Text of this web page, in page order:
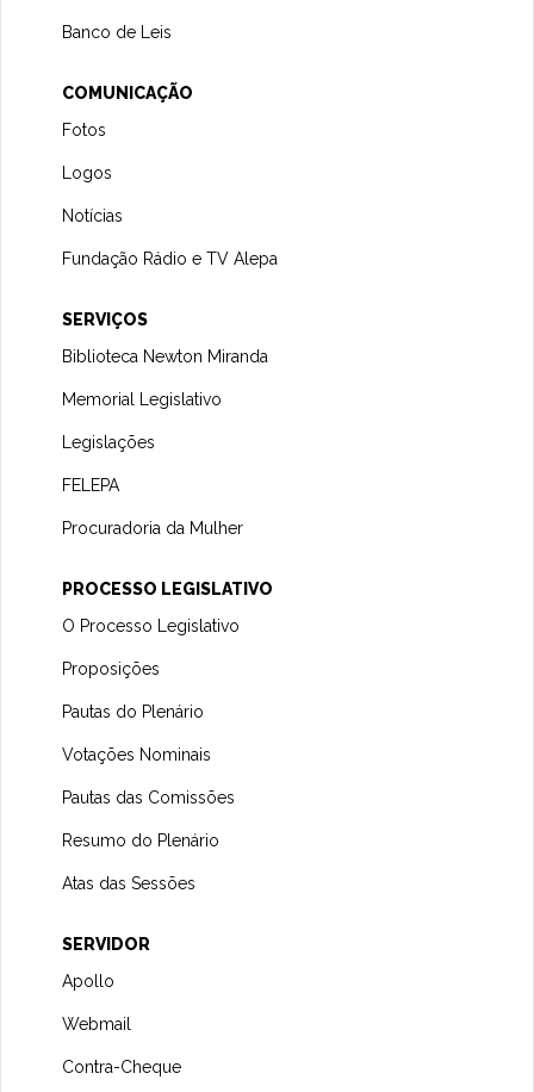
Banco de Leis
COMUNICAÇÃO
Fotos
Logos
Notícias
Fundação Rádio e TV Alepa
SERVIÇOS
Biblioteca Newton Miranda
Memorial Legislativo
Legislações
FELEPA
Procuradoria da Mulher
PROCESSO LEGISLATIVO
O Processo Legislativo
Proposições
Pautas do Plenário
Votações Nominais
Pautas das Comissões
Resumo do Plenário
Atas das Sessões
SERVIDOR
Apollo
Webmail
Contra-Cheque